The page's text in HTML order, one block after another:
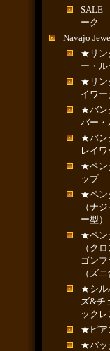
SALE
ーク
Navajo
★リン
ー・ル
★リン
イワー
★バン
バー・
★バン
レイ
★ペン
ップ
★ペン
（ナ
ー型）
★ペン
（ク
ゴンフ
（ズニ
★シル
ズ&チ
ックレ
★ピア
★バッ